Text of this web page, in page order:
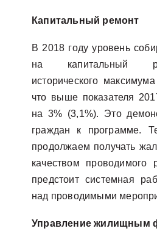
Капитальный ремонт
В 2018 году уровень
на капитальный
исторического
что выше показателя
на 3% (3,1%). Это
граждан к программе.
продолжаем получать
качеством проводимого
предстоит системная
над проводимыми
Управление жилищным